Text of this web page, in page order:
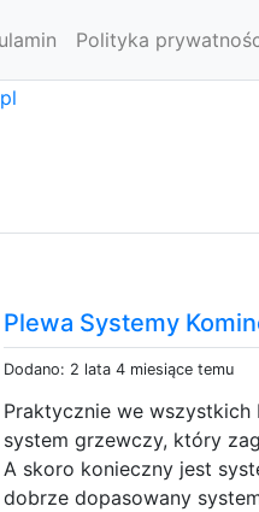
Polityka
Plewa Systemy
Dodano: 2 lata 4 miesiące temu
Praktycznie we
system grzewczy, który
A skoro konieczny jest
dobrze dopasowany